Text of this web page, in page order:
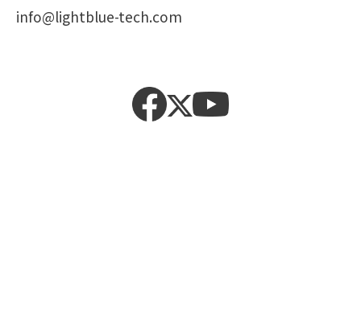
info@lightblue-tech.com